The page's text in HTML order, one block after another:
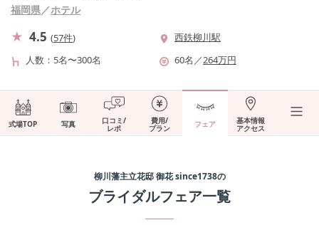
福岡県／ホテル
4.5 (57件)
西鉄柳川駅
人数
5名〜300名 60名 ／264万円
式場TOP 写真 口コミ/
レポ
費用/
プラン フェア 基本情報
アクセス
柳川藩主立花邸 御花 since1738の
ブライダルフェア一覧